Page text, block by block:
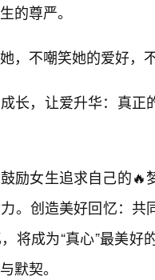
的尊严。
，不嘲笑她的爱好，
长，让爱升华：真
励女生追求自己的🔥
。创造美好回忆：
将成为“真心”最美
默契。